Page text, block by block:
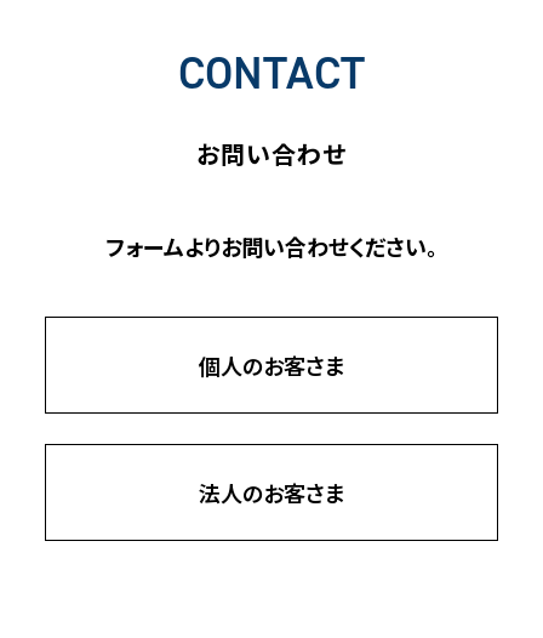
CONTACT
お問い合わせ
フォームよりお問い合わせください。
個人のお客さま
法人のお客さま